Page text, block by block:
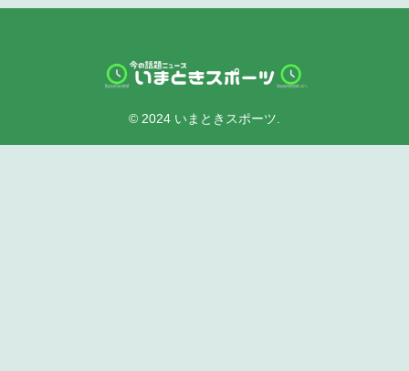
© 2024 いまときスポーツ.